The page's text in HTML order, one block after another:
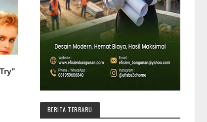
BERITA TERBARU